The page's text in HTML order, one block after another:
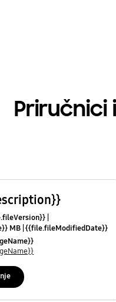
Priručnici
MB {{file.fileModifiedDate}}